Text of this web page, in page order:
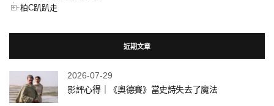
柏C趴趴走
近期文章
2026-07-29
影評心得｜《奧德賽》當史詩失去了魔法